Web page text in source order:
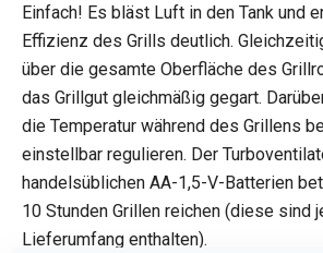
Einfach! Es bläst Luft in den Tank und
Effizienz des Grills deutlich.
über die gesamte Oberfläche des
das Grillgut gleichmäßig gegart.
die Temperatur während des Grillens
einstellbar regulieren. Der
handelsüblichen AA-1,5-V-Batterien
10 Stunden Grillen reichen (diese sind
Lieferumfang enthalten).